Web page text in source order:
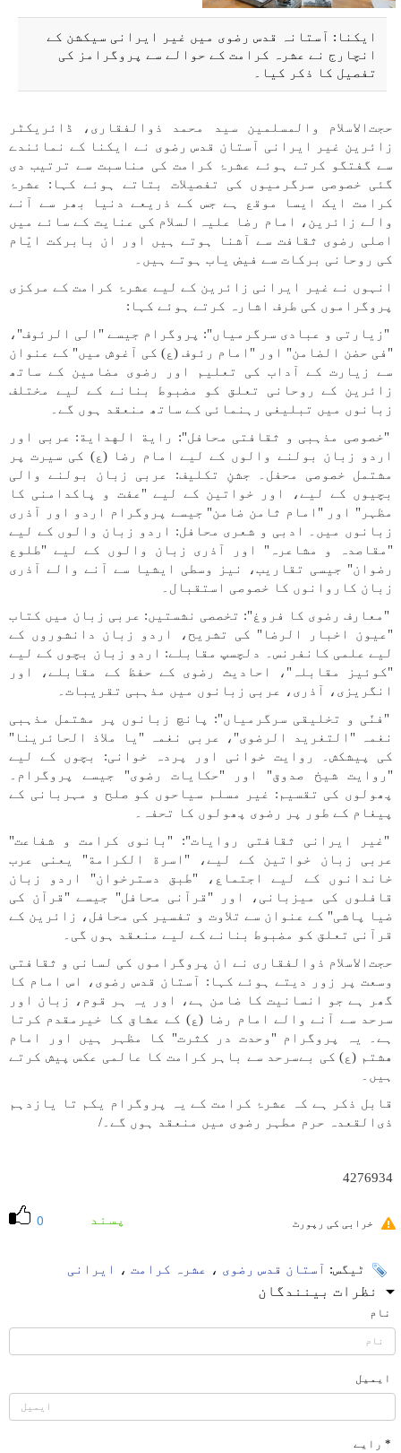
ایکنا: آستانہ قدس رضوی میں غیر ایرانی سیکشن کے
انچارج نے عشرہ کرامت کے حوالے سے پروگرامز کی
تفصیل کا ذکر کیا۔
حجت‌الاسلام والمسلمین سید محمد ذوالفقاری، ڈائریکٹر
زائرین غیر ایرانی آستان قدس رضوی نے ایکنا کے نمائندے
سے گفتگو کرتے ہوئے عشرۂ کرامت کی مناسبت سے ترتیب دی
گئی خصوصی سرگرمیوں کی تفصیلات بتاتے ہوئے کہا: عشرۂ
کرامت ایک ایسا موقع ہے جس کے ذریعے دنیا بھر سے آنے
والے زائرین، امام رضا علیہ‌السلام کی عنایت کے سائے میں
اصلی رضوی ثقافت سے آشنا ہوتے ہیں اور ان بابرکت ایّام
کی روحانی برکات سے فیض یاب ہوتے ہیں۔
انہوں نے غیر ایرانی زائرین کے لیے عشرۂ کرامت کے مرکزی
پروگراموں کی طرف اشارہ کرتے ہوئے کہا:
"زیارتی و عبادی سرگرمیاں": پروگرام جیسے "الی الرئوف"،
"فی حضن الضامن" اور "امام رئوف (ع) کی آغوش میں" کے عنوان
سے زیارت کے آداب کی تعلیم اور رضوی مضامین کے ساتھ
زائرین کے روحانی تعلق کو مضبوط بنانے کے لیے مختلف
زبانوں میں تبلیغی رہنمائی کے ساتھ منعقد ہوں گے۔
"خصوصی مذہبی و ثقافتی محافل": رایة الهدایة: عربی اور
اردو زبان بولنے والوں کے لیے امام رضا (ع) کی سیرت پر
مشتمل خصوصی محفل۔ جشنِ تکلیف: عربی زبان بولنے والی
بچیوں کے لیے، اور خواتین کے لیے "عفت و پاکدامنی کا
مظہر" اور "امام ثامن ضامن" جیسے پروگرام اردو اور آذری
زبانوں میں۔ ادبی و شعری محافل: اردو زبان والوں کے لیے
"مقاصدہ و مشاعرہ" اور آذری زبان والوں کے لیے "طلوع
رضوان" جیسی تقاریب، نیز وسطی ایشیا سے آنے والے آذری
زبان کاروانوں کا خصوصی استقبال۔
"معارف رضوی کا فروغ": تخصصی نشستیں: عربی زبان میں کتاب
"عیون اخبار الرضا" کی تشریح، اردو زبان دانشوروں کے
لیے علمی کانفرنس۔ دلچسپ مقابلے: اردو زبان بچوں کے لیے
"کوئیز مقابلہ"، احادیث رضوی کے حفظ کے مقابلے، اور
انگریزی، آذری، عربی زبانوں میں مذہبی تقریبات۔
"فنّی و تخلیقی سرگرمیاں": پانچ زبانوں پر مشتمل مذہبی
نغمہ "التغرید الرضوی"، عربی نغمہ "یا ملاذ الحائرینا"
کی پیشکش۔ روایت خوانی اور پردہ خوانی: بچوں کے لیے
"روایت شیخ صدوق" اور "حکایات رضوی" جیسے پروگرام۔
پھولوں کی تقسیم: غیر مسلم سیاحوں کو صلح و مہربانی کے
پیغام کے طور پر رضوی پھولوں کا تحفہ۔
"غیر ایرانی ثقافتی روایات": "بانوی کرامت و شفاعت"
عربی زبان خواتین کے لیے، "اسرة الکرامة" یعنی عرب
خاندانوں کے لیے اجتماع، "طبق دسترخوان" اردو زبان
قافلوں کی میزبانی، اور "قرآنی محافل" جیسے "قرآن کی
ضیا پاشی" کے عنوان سے تلاوت و تفسیر کی محافل، زائرین کے
قرآنی تعلق کو مضبوط بنانے کے لیے منعقد ہوں گی۔
حجت‌الاسلام ذوالفقاری نے ان پروگراموں کی لسانی و ثقافتی
وسعت پر زور دیتے ہوئے کہا: آستان قدس رضوی، اس امام کا
گھر ہے جو انسانیت کا ضامن ہے، اور یہ ہر قوم، زبان اور
سرحد سے آنے والے امام رضا (ع) کے عشاق کا خیرمقدم کرتا
ہے۔ یہ پروگرام "وحدت در کثرت" کا مظہر ہیں اور امام
هشتم (ع) کی بےسرحد سے باہر کرامت کا عالمی عکس پیش کرتے
ہیں۔
قابل ذکر ہے کہ عشرۂ کرامت کے یہ پروگرام یکم تا یازدہم
ذی‌القعدہ حرم مطہر رضوی میں منعقد ہوں گے۔/
4276934
0 پسند خرابی کی رپورٹ
ٹیگس: آستان قدس رضوی ، عشرہ کرامت ، ایرانی
نظرات بینندگان
نام
ایمیل
* رایے